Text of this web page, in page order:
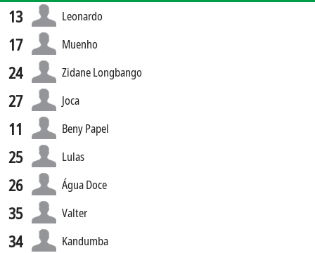
13 Leonardo
17 Muenho
24 Zidane Longbango
27 Joca
11 Beny Papel
25 Lulas
26 Água Doce
35 Valter
34 Kandumba